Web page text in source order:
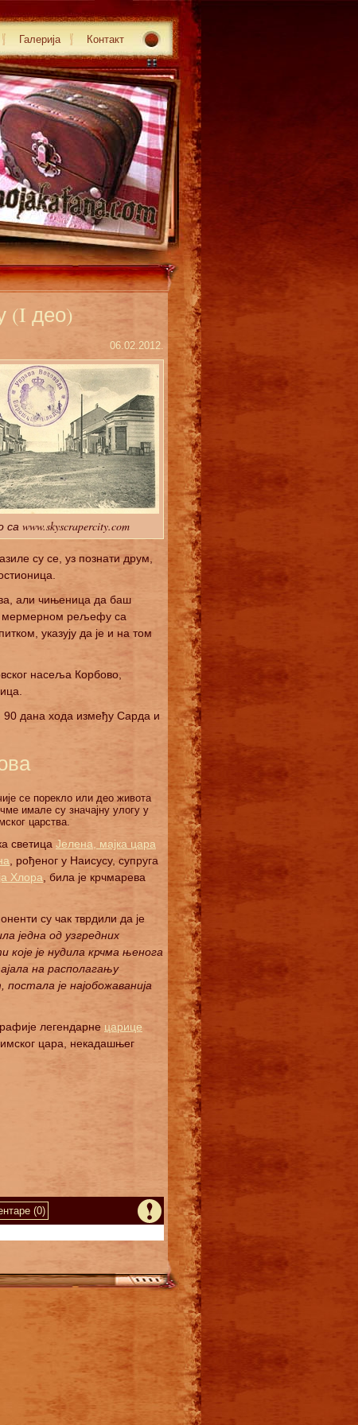
Галерија Контакт
(I део)
06.02.2012.
www.skyscrapercity.com
су се, уз познати друм,
али чињеница да баш
мермерном рељефу са
указују да је и на том
насеља Корбово,
90 дана хода између Сарда и
се порекло или део живота
имале су значајну улогу у
царства.
светица Јелена, мајка цара
, рођеног у Наисусу, супруга
Хлора , била је крчмарева
су чак тврдили да је
једна од узгредних
које је нудила крчма њенога
на располагању
је најобожаванија
легендарне царице
цара, некадашњег
(0)